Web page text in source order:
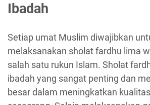
Ibadah
Setiap umat Muslim diwajibkan
melaksanakan sholat fardhu lima
salah satu rukun Islam. Sholat
ibadah yang sangat penting dan
besar dalam meningkatkan